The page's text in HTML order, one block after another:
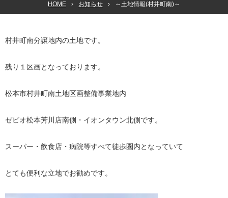
HOME お知らせ ～土地情報(村井町南)～
村井町南分譲地内の土地です。
残り１区画となっております。
松本市村井町南土地区画整備事業地内
ゼビオ松本芳川店南側・イオンタウン北側です。
スーパー・飲食店・病院等すべて徒歩圏内となっていて
とても便利な立地でお勧めです。